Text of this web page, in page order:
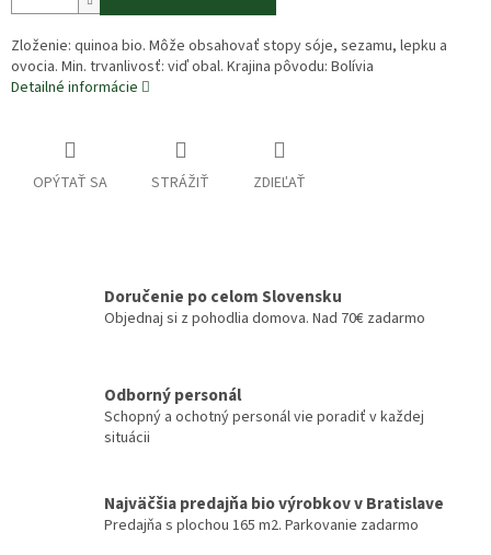
Zloženie: quinoa bio. Môže obsahovať stopy sóje, sezamu, lepku a
ovocia. Min. trvanlivosť: viď obal. Krajina pôvodu: Bolívia
Detailné informácie
OPÝTAŤ SA STRÁŽIŤ ZDIEĽAŤ
Doručenie po celom Slovensku
Objednaj si z pohodlia domova. Nad 70€ zadarmo
Odborný personál
Schopný a ochotný personál vie poradiť v každej
situácii
Najväčšia predajňa bio výrobkov v Bratislave
Predajňa s plochou 165 m2. Parkovanie zadarmo